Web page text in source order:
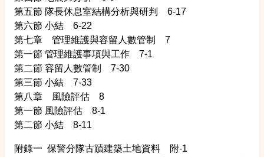
第五節 隊長休息室結構分析與研判 6-17
第六節 小結 6-22
第七章 管理維護與容留人數管制 7
第一節 管理維護事項與工作 7-1
第二節 容留人數管制 7-30
第三節 小結 7-33
第八章 風險評估 8
第一節 風險評估 8-1
第二節 小結 8-11
附錄一 保警分隊古蹟建築土地資料 附-1